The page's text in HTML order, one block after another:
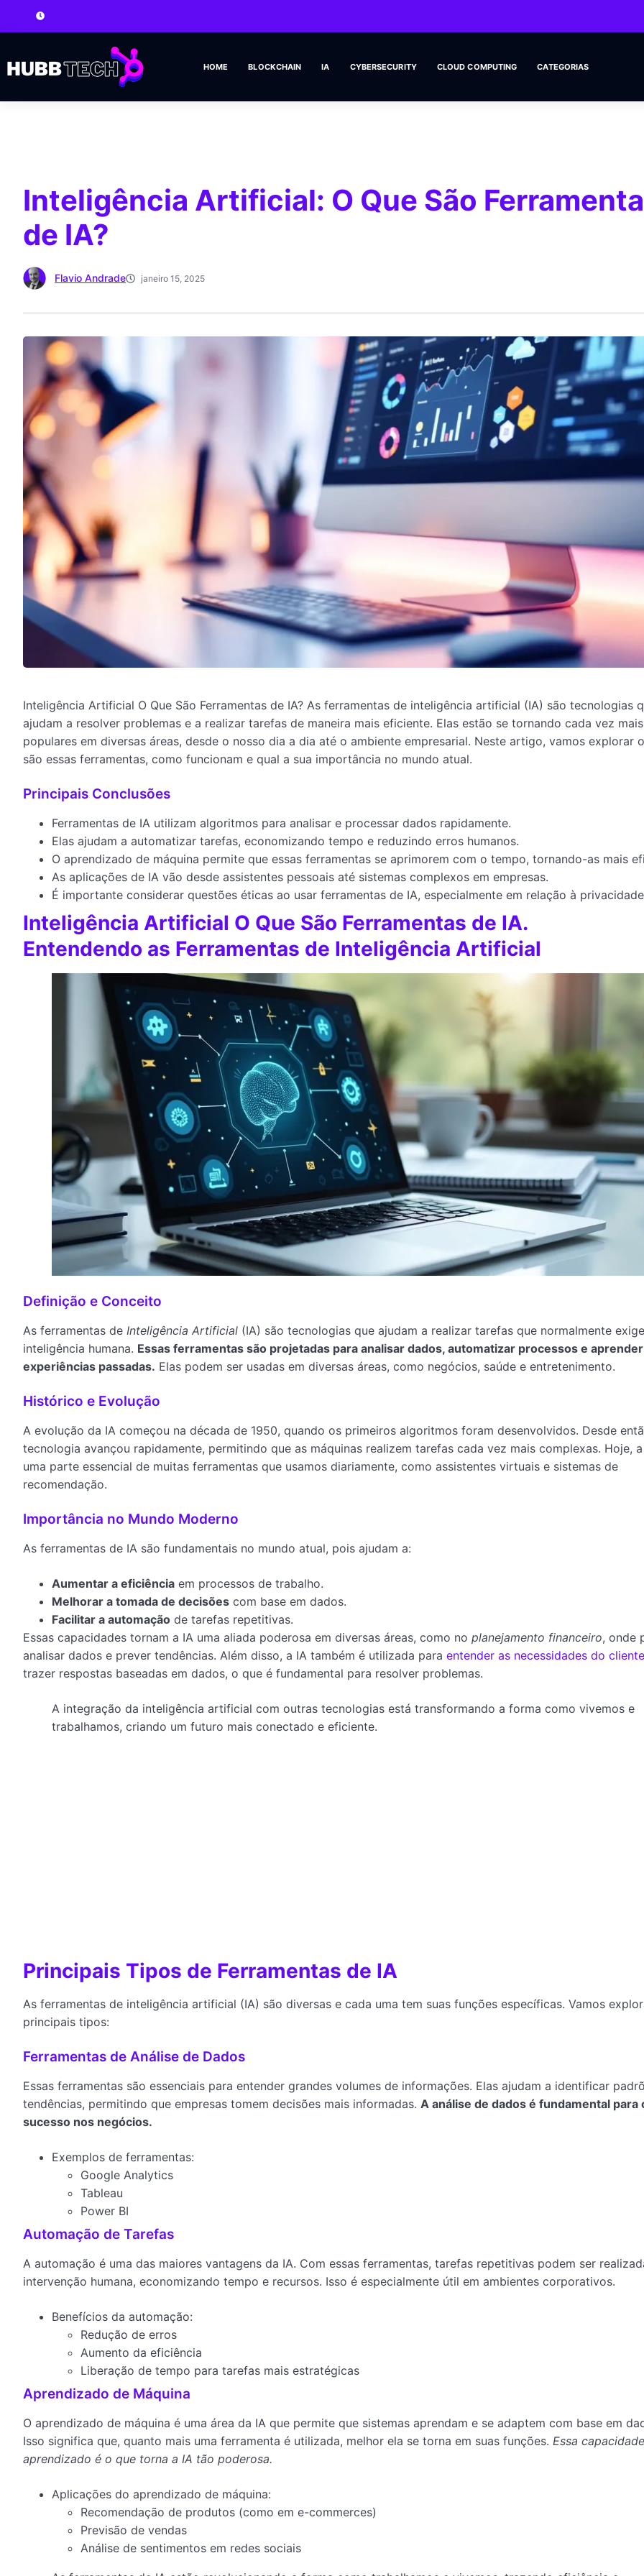
HOME BLOCKCHAIN IA CYBERSECURITY CLOUD COMPUTING CATEGORIAS
Inteligência Artificial: O Que São
de IA?
Flavio Andrade janeiro 15, 2025
Inteligência Artificial O Que São Ferramentas de IA? As ferramentas de inteligência artificial (IA) são tecnologias
ajudam a resolver problemas e a realizar tarefas de maneira mais eficiente. Elas estão se tornando cada vez mais
populares em diversas áreas, desde o nosso dia a dia até o ambiente empresarial. Neste artigo, vamos explorar
são essas ferramentas, como funcionam e qual a sua importância no mundo atual.
Principais Conclusões
Ferramentas de IA utilizam algoritmos para analisar e processar dados rapidamente.
Elas ajudam a automatizar tarefas, economizando tempo e reduzindo erros humanos.
O aprendizado de máquina permite que essas ferramentas se aprimorem com o tempo, tornando-as mais
As aplicações de IA vão desde assistentes pessoais até sistemas complexos em empresas.
É importante considerar questões éticas ao usar ferramentas de IA, especialmente em relação à
Inteligência Artificial O Que São Ferramentas de IA.
Entendendo as Ferramentas de Inteligência Artificial
Definição e Conceito
As ferramentas de Inteligência Artificial (IA) são tecnologias que ajudam a realizar tarefas que normalmente
inteligência humana. Essas ferramentas são projetadas para analisar dados, automatizar processos e
experiências passadas. Elas podem ser usadas em diversas áreas, como negócios, saúde e entretenimento.
Histórico e Evolução
A evolução da IA começou na década de 1950, quando os primeiros algoritmos foram desenvolvidos. Desde
tecnologia avançou rapidamente, permitindo que as máquinas realizem tarefas cada vez mais complexas. Hoje,
uma parte essencial de muitas ferramentas que usamos diariamente, como assistentes virtuais e sistemas de
recomendação.
Importância no Mundo Moderno
As ferramentas de IA são fundamentais no mundo atual, pois ajudam a:
Aumentar a eficiência em processos de trabalho.
Melhorar a tomada de decisões com base em dados.
Facilitar a automação de tarefas repetitivas.
Essas capacidades tornam a IA uma aliada poderosa em diversas áreas, como no planejamento financeiro, onde
analisar dados e prever tendências. Além disso, a IA também é utilizada para entender as necessidades do cliente
trazer respostas baseadas em dados, o que é fundamental para resolver problemas.
A integração da inteligência artificial com outras tecnologias está transformando a forma como vivemos e
trabalhamos, criando um futuro mais conectado e eficiente.
Principais Tipos de Ferramentas de IA
As ferramentas de inteligência artificial (IA) são diversas e cada uma tem suas funções específicas. Vamos
principais tipos:
Ferramentas de Análise de Dados
Essas ferramentas são essenciais para entender grandes volumes de informações. Elas ajudam a identificar
tendências, permitindo que empresas tomem decisões mais informadas. A análise de dados é fundamental para
sucesso nos negócios.
Exemplos de ferramentas:
Google Analytics
Tableau
Power BI
Automação de Tarefas
A automação é uma das maiores vantagens da IA. Com essas ferramentas, tarefas repetitivas podem ser
intervenção humana, economizando tempo e recursos. Isso é especialmente útil em ambientes corporativos.
Benefícios da automação:
Redução de erros
Aumento da eficiência
Liberação de tempo para tarefas mais estratégicas
Aprendizado de Máquina
O aprendizado de máquina é uma área da IA que permite que sistemas aprendam e se adaptem com base em
Isso significa que, quanto mais uma ferramenta é utilizada, melhor ela se torna em suas funções. Essa
aprendizado é o que torna a IA tão poderosa.
Aplicações do aprendizado de máquina:
Recomendação de produtos (como em e-commerces)
Previsão de vendas
Análise de sentimentos em redes sociais